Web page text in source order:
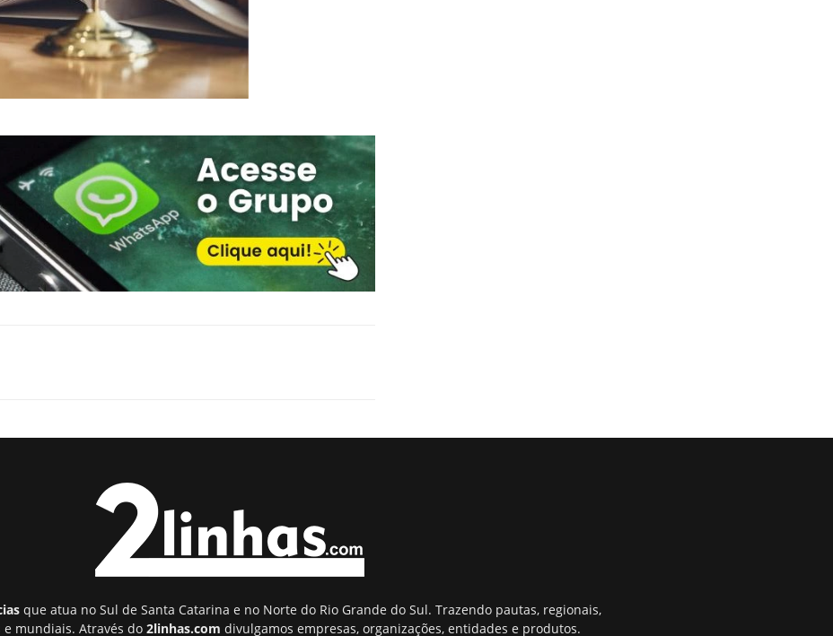
que atua no Sul de Santa Catarina e no Norte do Rio Grande do Sul. Trazendo pautas, regionais,
mundiais. Através do 2linhas.com divulgamos empresas, organizações, entidades e produtos.